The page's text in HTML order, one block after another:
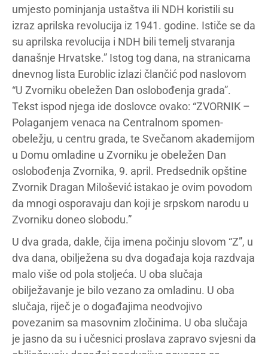
umjesto pominjanja ustaštva ili NDH koristili su
izraz aprilska revolucija iz 1941. godine. Ističe se da
su aprilska revolucija i NDH bili temelj stvaranja
današnje Hrvatske.” Istog tog dana, na stranicama
dnevnog lista Euroblic izlazi člančić pod naslovom
“U Zvorniku obeležen Dan oslobođenja grada”.
Tekst ispod njega ide doslovce ovako: “ZVORNIK –
Polaganjem venaca na Centralnom spomen-
obeležju, u centru grada, te Svečanom akademijom
u Domu omladine u Zvorniku je obeležen Dan
oslobođenja Zvornika, 9. april. Predsednik opštine
Zvornik Dragan Milošević istakao je ovim povodom
da mnogi osporavaju dan koji je srpskom narodu u
Zvorniku doneo slobodu.”
U dva grada, dakle, čija imena počinju slovom “Z”, u
dva dana, obilježena su dva događaja koja razdvaja
malo više od pola stoljeća. U oba slučaja
obilježavanje je bilo vezano za omladinu. U oba
slučaja, riječ je o događajima neodvojivo
povezanim sa masovnim zločinima. U oba slučaja
je jasno da su i učesnici proslava zapravo svjesni da